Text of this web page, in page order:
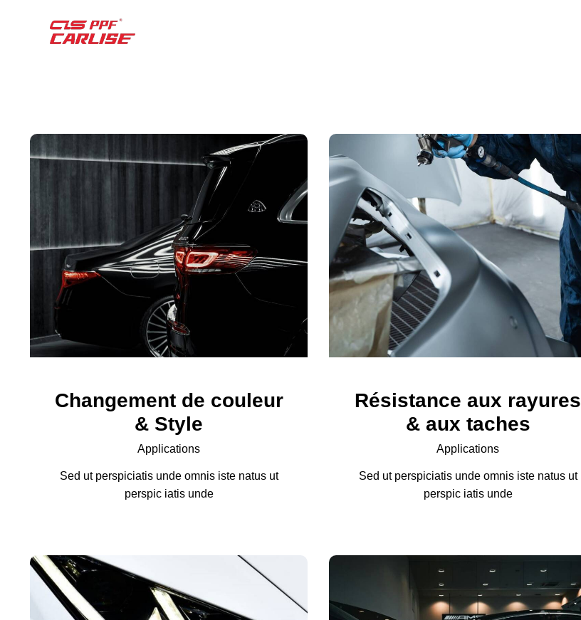
Changement de couleur
& Style
Applications
Sed ut perspiciatis unde omnis iste natus ut
perspic iatis unde
Résistance aux rayures
& aux taches
Applications
Sed ut perspiciatis unde omnis iste natus ut
perspic iatis unde